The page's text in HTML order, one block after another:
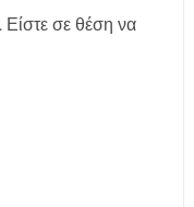
Είστε σε θέση να